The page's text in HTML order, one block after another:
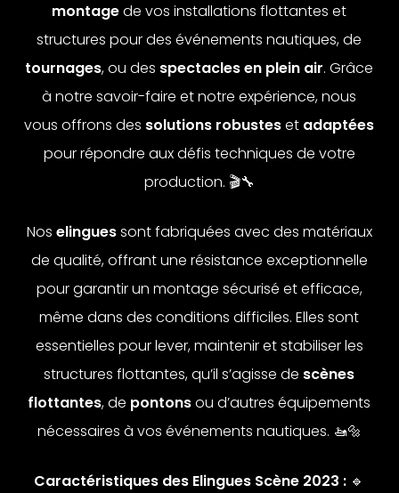
montagede vos installations flottantes et
structures pour des événements nautiques, de
tournages, ou des spectacles en plein air. Grâce
à notre savoir-faire et notre expérience, nous
vous offrons des solutions robusteset adaptées
pour répondre aux défis techniques de votre
production. 🎬🔧
Nos elinguessont fabriquées avec des matériaux
de qualité, offrant une résistance exceptionnelle
pour garantir un montage sécurisé et efficace,
même dans des conditions difficiles. Elles sont
essentielles pour lever, maintenir et stabiliser les
structures flottantes, qu’il s’agisse de scènes
flottantes, de pontonsou d’autres équipements
nécessaires à vos événements nautiques. 🚤🔩
Caractéristiques des Elingues Scène 2023 : 🔹